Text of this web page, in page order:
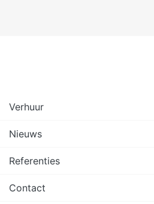
Verhuur
Nieuws
Referenties
Contact